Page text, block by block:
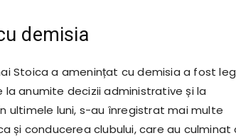
demisia
Stoica a amenințat cu demisia a fost
anumite decizii administrative și la
ultimele luni, s-au înregistrat mai multe
și conducerea clubului, care au culminat